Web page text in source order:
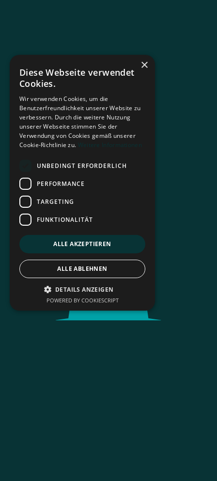
×
Diese Webseite verwendet
Cookies.
Wir verwenden Cookies, um die
Benutzerfreundlichkeit unserer Website zu
verbessern. Durch die weitere Nutzung
unserer Webseite stimmen Sie der
Verwendung von Cookies gemäß unserer
Cookie-Richtlinie zu. Weitere Informationen
UNBEDINGT ERFORDERLICH
PERFORMANCE
TARGETING
FUNKTIONALITÄT
ALLE AKZEPTIEREN
ALLE ABLEHNEN
DETAILS ANZEIGEN
POWERED BY COOKIESCRIPT